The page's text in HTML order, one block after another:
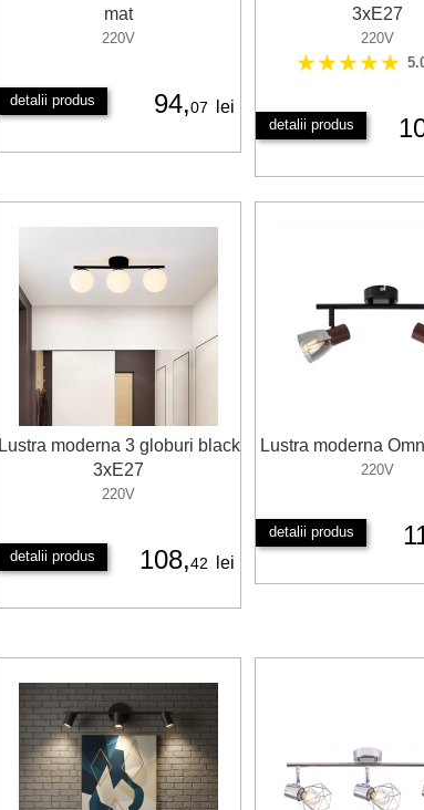
mat
220V
detalii produs 94,07 lei
3xE27
220V
★★★★★
detalii produs
Lustra moderna 3 globuri black
3xE27
220V
detalii produs 108,42 lei
Lustra moderna
220V
detalii produs